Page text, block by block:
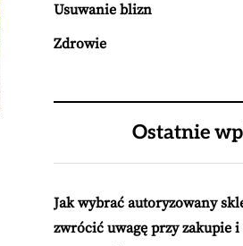
Usuwanie blizn
Zdrowie
Ostatnie
Jak wybrać autoryzowany
zwrócić uwagę przy zakupie